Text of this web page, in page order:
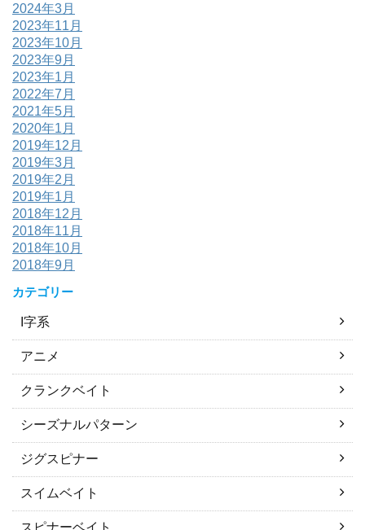
2024年3月
2023年11月
2023年10月
2023年9月
2023年1月
2022年7月
2021年5月
2020年1月
2019年12月
2019年3月
2019年2月
2019年1月
2018年12月
2018年11月
2018年10月
2018年9月
カテゴリー
I字系
アニメ
クランクベイト
シーズナルパターン
ジグスピナー
スイムベイト
スピナーベイト